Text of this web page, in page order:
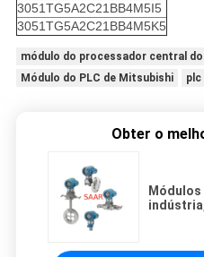
3051TG5A2C21BB4M5I5
3051TG5A2C21BB4M5K5
módulo do processador central
Módulo do PLC de Mitsubishi
plc
Obter o